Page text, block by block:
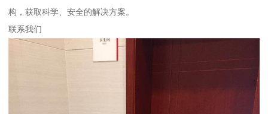
构，获取科学、安全的解决方案。
联系我们